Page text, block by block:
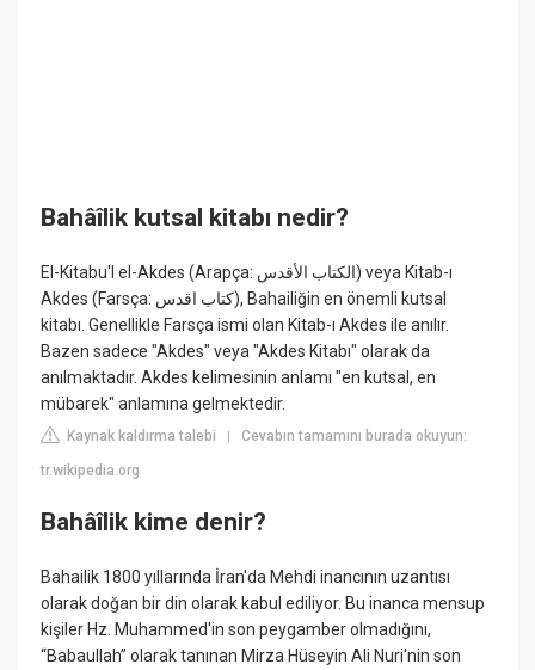
Bahâîlik kutsal kitabı nedir?
El-Kitabu'l el-Akdes (Arapça: الكتاب الأقدس) veya Kitab-ı
Akdes (Farsça: كتاب اقدس), Bahailiğin en önemli kutsal
kitabı. Genellikle Farsça ismi olan Kitab-ı Akdes ile anılır.
Bazen sadece "Akdes" veya "Akdes Kitabı" olarak da
anılmaktadır. Akdes kelimesinin anlamı "en kutsal, en
mübarek" anlamına gelmektedir.
Kaynak kaldırma talebi |Cevabın tamamını burada okuyun:
tr.wikipedia.org
Bahâîlik kime denir?
Bahailik 1800 yıllarında İran'da Mehdi inancının uzantısı
olarak doğan bir din olarak kabul ediliyor. Bu inanca mensup
kişiler Hz. Muhammed'in son peygamber olmadığını,
“Babaullah” olarak tanınan Mirza Hüseyin Ali Nuri'nin son